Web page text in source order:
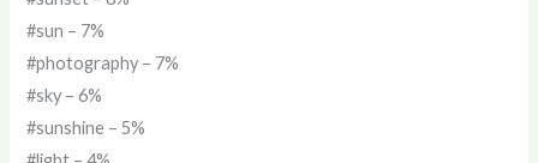
#sun – 7%
#photography – 7%
#sky – 6%
#sunshine – 5%